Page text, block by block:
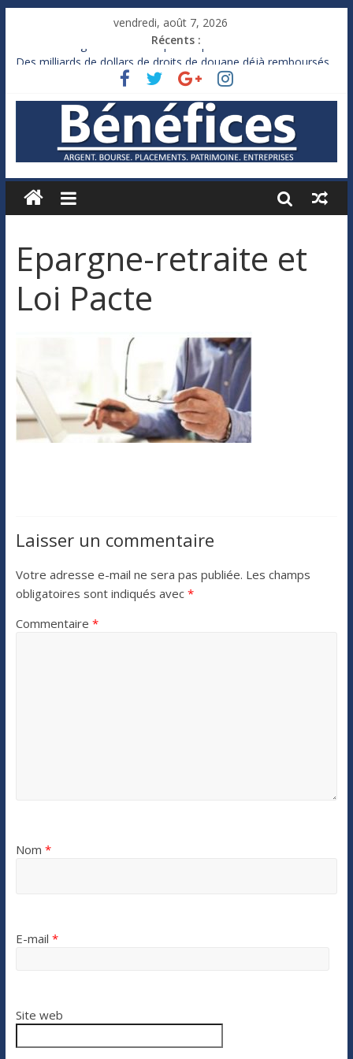
vendredi, août 7, 2026
Récents :
France : le logement mis à l’épreuve par la chaleur
Des milliards de dollars de droits de douane déjà remboursés
Royaume-Uni : Andy Burnham recule sur l’impôt
Xavier Niel, le milliardaire qui ne touche presque rien
Ruée des fortunes russes vers l’étranger
Epargne-retraite et
Loi Pacte
Laisser un commentaire
Votre adresse e-mail ne sera pas publiée. Les champs
obligatoires sont indiqués avec *
Commentaire *
Nom *
E-mail *
Site web